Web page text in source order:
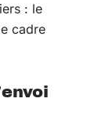
: le
cadre